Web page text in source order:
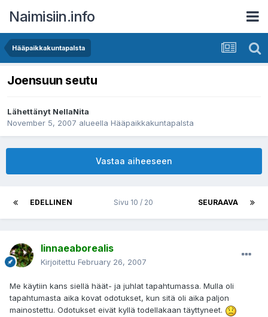
Naimisiin.info
Hääpaikkakuntapalsta
Joensuun seutu
Lähettänyt NellaNita
November 5, 2007 alueella Hääpaikkakuntapalsta
Vastaa aiheeseen
EDELLINEN SEURAAVA
Sivu 10 / 20
linnaeaborealis
Kirjoitettu February 26, 2007
Me käytiin kans siellä häät- ja juhlat tapahtumassa. Mulla oli
tapahtumasta aika kovat odotukset, kun sitä oli aika paljon
mainostettu. Odotukset eivät kyllä todellakaan täyttyneet.